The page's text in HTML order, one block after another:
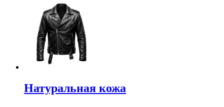
Натуральная кожа